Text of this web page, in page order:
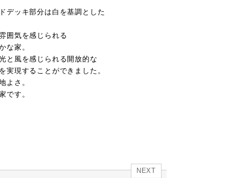
デッキ部分は白を基調とした
囲気を感じられる
な家。
と風を感じられる開放的な
実現することができました。
よさ。
です。
NEXT